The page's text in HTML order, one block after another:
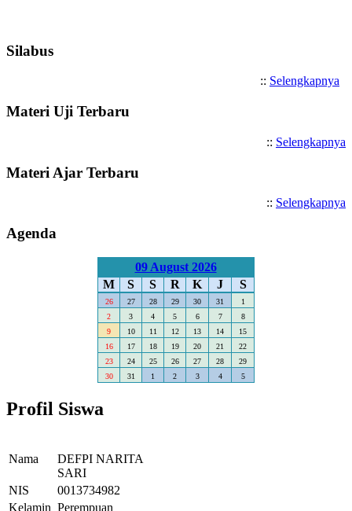
Silabus
:: Selengkapnya
Materi Uji Terbaru
:: Selengkapnya
Materi Ajar Terbaru
:: Selengkapnya
Agenda
09 August 2026
M
S S R K J S
26 27 28 29 30 31
1
2
3 4 5 6 7
8
9
10 11 12 13 14
15
16
17 18 19 20 21
22
23
24 25 26 27 28
29
30
31 1 2 3 4 5
Profil Siswa
Nama
DEFPI NARITA
SARI
NIS
0013734982
Kelamin Perempuan